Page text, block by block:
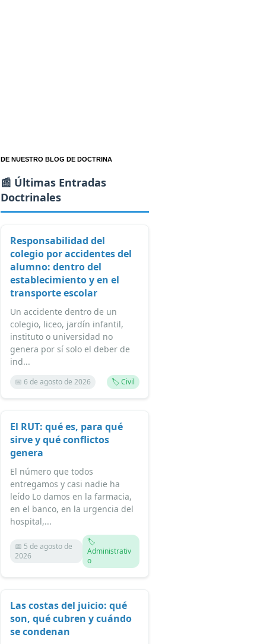
DE NUESTRO BLOG DE DOCTRINA
📰 Últimas Entradas
Doctrinales
Responsabilidad del
colegio por accidentes del
alumno: dentro del
establecimiento y en el
transporte escolar
Un accidente dentro de un
colegio, liceo, jardín infantil,
instituto o universidad no
genera por sí solo el deber de
ind...
📅 6 de agosto de 2026 🏷️ Civil
El RUT: qué es, para qué
sirve y qué conflictos
genera
El número que todos
entregamos y casi nadie ha
leído Lo damos en la farmacia,
en el banco, en la urgencia del
hospital,...
📅 5 de agosto de
2026
🏷️
Administrativ
o
Las costas del juicio: qué
son, qué cubren y cuándo
se condenan